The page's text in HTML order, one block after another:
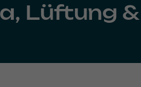
Lüftung